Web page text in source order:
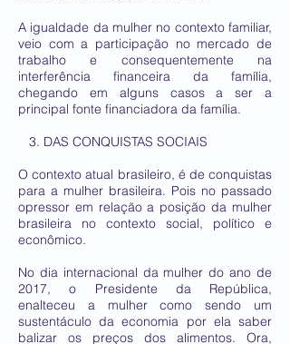
A igualdade da mulher no contexto familiar,
veio com a participação no mercado de
trabalho e consequentemente na
interferência financeira da família,
chegando em alguns casos a ser a
principal fonte financiadora da família.
3. DAS CONQUISTAS SOCIAIS
O contexto atual brasileiro, é de conquistas
para a mulher brasileira. Pois no passado
opressor em relação a posição da mulher
brasileira no contexto social, político e
econômico.
No dia internacional da mulher do ano de
2017, o Presidente da República,
enalteceu a mulher como sendo um
sustentáculo da economia por ela saber
balizar os preços dos alimentos. Ora,